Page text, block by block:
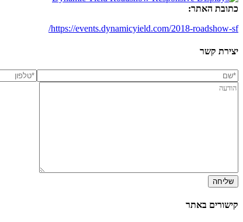
כתובת האתר:
https://events.dynamicyield.com/2018-roadshow-sf/
יצירת קשר
שליחה
קישורים באתר